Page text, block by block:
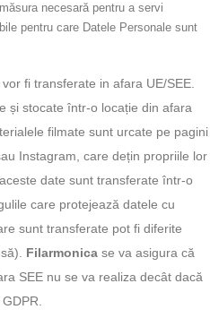
necesară pentru a servi
pentru care Datele Personale sunt
fi transferate in afara UE/SEE.
și stocate într-o locație din afara
filmate sunt urcate pe pagini
Instagram, care dețin propriile lor
date sunt transferate într-o
care protejează datele cu
sunt transferate pot fi diferite
Filarmonica se va asigura că
SEE nu se va realiza decât dacă